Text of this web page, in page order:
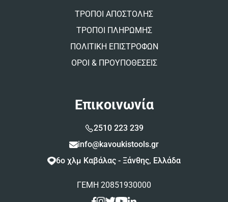
ΤΡΟΠΟΙ ΑΠΟΣΤΟΛΗΣ
ΤΡΟΠΟΙ ΠΛΗΡΩΜΗΣ
ΠΟΛΙΤΙΚΗ ΕΠΙΣΤΡΟΦΩΝ
ΟΡΟΙ & ΠΡΟΥΠΟΘΕΣΕΙΣ
Επικοινωνία
2510 223 239
info@kavoukistools.gr
6ο χλμ Καβάλας - Ξάνθης, Ελλάδα
ΓΕΜΗ 20851930000